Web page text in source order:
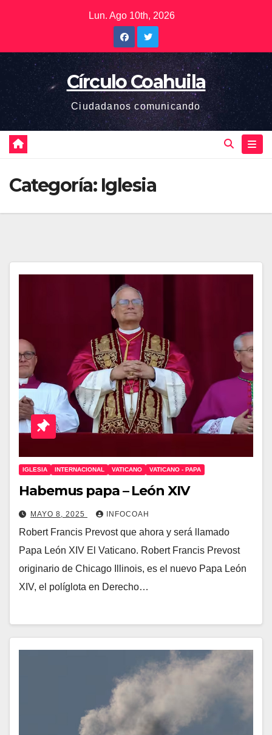
Lun. Ago 10th, 2026
Círculo Coahuila
Ciudadanos comunicando
Categoría: Iglesia
IGLESIA INTERNACIONAL VATICANO VATICANO - PAPA
Habemus papa – León XIV
MAYO 8, 2025 INFOCOAH
Robert Francis Prevost que ahora y será llamado
Papa León XIV El Vaticano. Robert Francis Prevost
originario de Chicago Illinois, es el nuevo Papa León
XIV, el políglota en Derecho…